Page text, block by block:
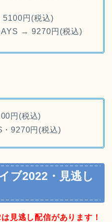
円(税込)
→ 9270円(税込)
円(税込)
・9270円(税込)
ブ2022・見逃し
見逃し配信があります！